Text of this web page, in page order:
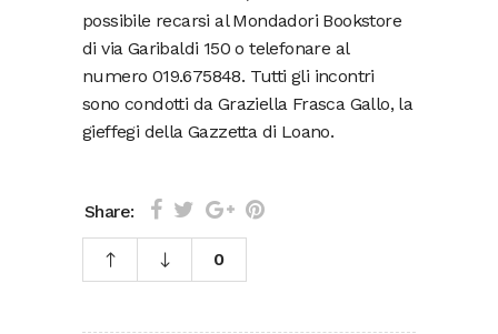
possibile recarsi al Mondadori Bookstore
di via Garibaldi 150 o telefonare al
numero 019.675848. Tutti gli incontri
sono condotti da Graziella Frasca Gallo, la
gieffegi della Gazzetta di Loano.
Share:
0